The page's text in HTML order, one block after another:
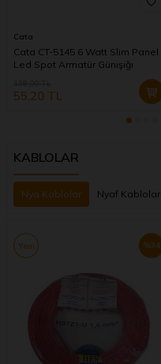
Cata
Cata CT-5145 6 Watt Slim Panel
Led Spot Armatür Günışığı
55,20 TL
KABLOLAR
Nya Kablolar Nyaf Kablolar
%34
Yeni